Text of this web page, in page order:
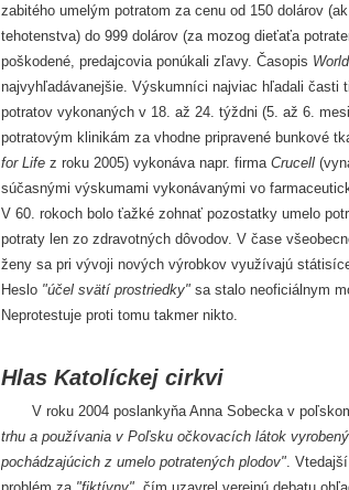
zabitého umelým potratom za cenu od 150 dolárov
tehotenstva) do 999 dolárov (za mozog dieťaťa
poškodené, predajcovia ponúkali zľavy. Časopis World
najvyhľadávanejšie. Výskumníci najviac hľadali
potratov vykonaných v 18. až 24. týždni (5. až 6.
potratovým klinikám za vhodne pripravené bunkové
for Life z roku 2005) vykonáva napr. firma Crucell
súčasnými výskumami vykonávanými vo
V 60. rokoch bolo ťažké zohnať pozostatky umelo
potraty len zo zdravotných dôvodov. V čase
ženy sa pri vývoji nových výrobkov využívajú
Heslo "účel svätí prostriedky" sa stalo neoficiálnym
Neprotestuje proti tomu takmer nikto.
Hlas Katolíckej cirkvi
V roku 2004 poslankyňa Anna Sobecka v
trhu a používania v Poľsku očkovacích látok
pochádzajúcich z umelo potratených plodov" .